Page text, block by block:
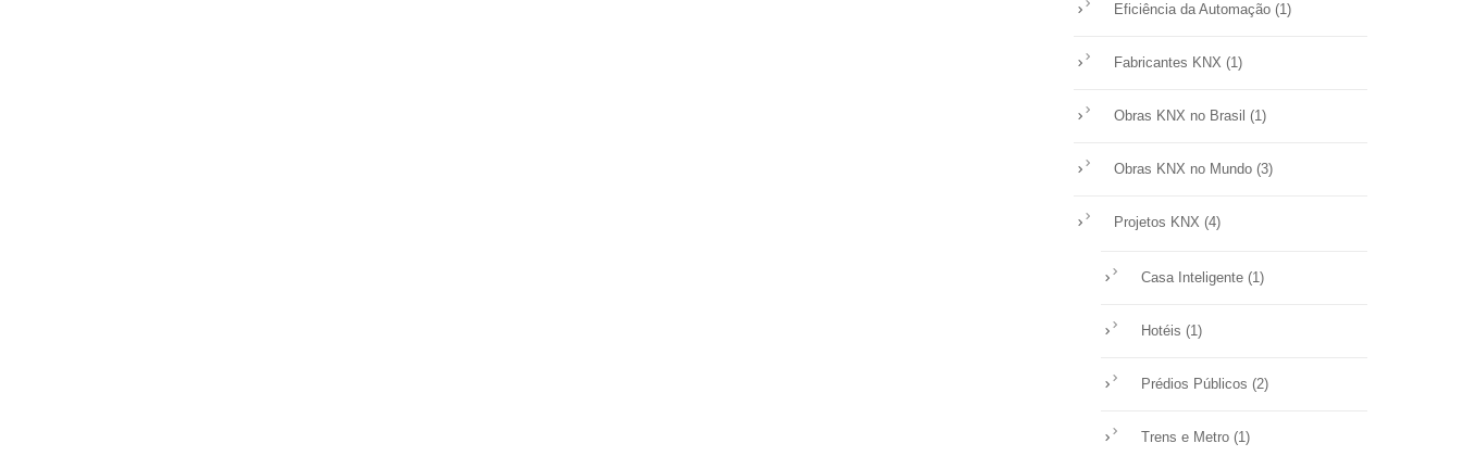
Eficiência da Automação (1)
Fabricantes KNX (1)
Obras KNX no Brasil (1)
Obras KNX no Mundo (3)
Projetos KNX (4)
Casa Inteligente (1)
Hotéis (1)
Prédios Públicos (2)
Trens e Metro (1)